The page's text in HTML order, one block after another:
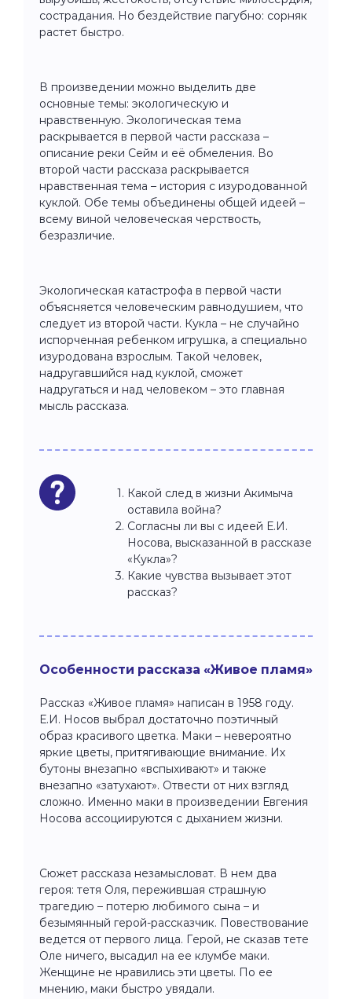
сострадания. Но бездействие пагубно: сорняк
растет быстро.
В произведении можно выделить две
основные темы: экологическую и
нравственную. Экологическая тема
раскрывается в первой части рассказа –
описание реки Сейм и её обмеления. Во
второй части рассказа раскрывается
нравственная тема – история с изуродованной
куклой. Обе темы объединены общей идеей –
всему виной человеческая черствость,
безразличие.
Экологическая катастрофа в первой части
объясняется человеческим равнодушием, что
следует из второй части. Кукла – не случайно
испорченная ребенком игрушка, а специально
изуродована взрослым. Такой человек,
надругавшийся над куклой, сможет
надругаться и над человеком – это главная
мысль рассказа.
Какой след в жизни Акимыча
оставила война?
Согласны ли вы с идеей Е.И.
Носова, высказанной в рассказе
«Кукла»?
Какие чувства вызывает этот
рассказ?
Особенности рассказа «Живое пламя»
Рассказ «Живое пламя» написан в 1958 году.
Е.И. Носов выбрал достаточно поэтичный
образ красивого цветка. Маки – невероятно
яркие цветы, притягивающие внимание. Их
бутоны внезапно «вспыхивают» и также
внезапно «затухают». Отвести от них взгляд
сложно. Именно маки в произведении Евгения
Носова ассоциируются с дыханием жизни.
Сюжет рассказа незамысловат. В нем два
героя: тетя Оля, пережившая страшную
трагедию – потерю любимого сына – и
безымянный герой-рассказчик. Повествование
ведется от первого лица. Герой, не сказав тете
Оле ничего, высадил на ее клумбе маки.
Женщине не нравились эти цветы. По ее
мнению, маки быстро увядали.